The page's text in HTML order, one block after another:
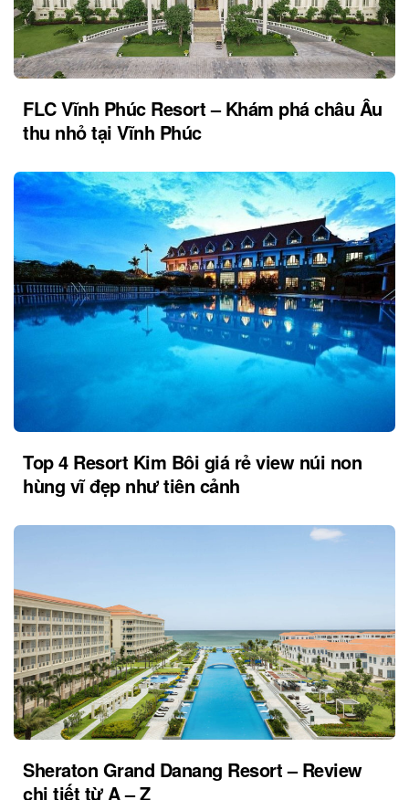
FLC Vĩnh Phúc Resort – Khám phá châu Âu
thu nhỏ tại Vĩnh Phúc
Top 4 Resort Kim Bôi giá rẻ view núi non
hùng vĩ đẹp như tiên cảnh
Sheraton Grand Danang Resort – Review
chi tiết từ A – Z